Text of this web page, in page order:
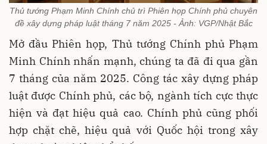
Thủ tướng Phạm Minh Chính chủ trì Phiên họp Chính phủ chuyên
đề xây dựng pháp luật tháng 7 năm 2025 - Ảnh: VGP/Nhật Bắc
Mở đầu Phiên họp, Thủ tướng Chính phủ Phạm
Minh Chính nhấn mạnh, chúng ta đã đi qua gần
7 tháng của năm 2025. Công tác xây dựng pháp
luật được Chính phủ, các bộ, ngành tích cực thực
hiện và đạt hiệu quả cao. Chính phủ cũng phối
hợp chặt chẽ, hiệu quả với Quốc hội trong xây